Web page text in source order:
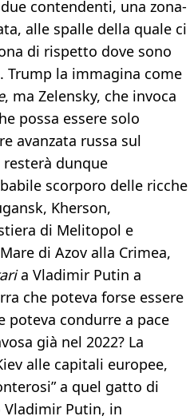
contendenti, una zona-
alle spalle della quale ci
di rispetto dove sono
Trump la immagina come
, ma Zelensky, che invoca
possa essere solo
avanzata russa sul
dunque
scorporo delle ricche
Kherson,
di Melitopol e
di Azov alla Crimea,
a Vladimir Putin a
che poteva forse essere
poteva condurre a pace
già nel 2022? La
alle capitali europee,
a quel gatto di
Putin, in